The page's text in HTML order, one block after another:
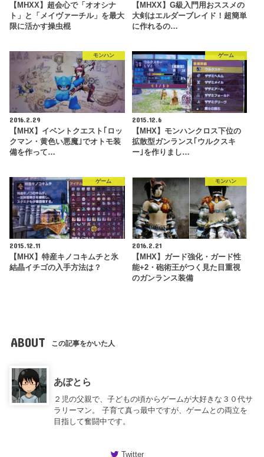
【MHXX】超会心で「オオシナ
ト」と「メイヴァーチル」を最大
限に活かす操虫棍
【MHXX】G級入門用おススメの
大剣はエルダーブレイド！超簡単
に作れるの…
モンハン
2016.2.29
【MHX】イベントクエスト｢ロッ
クマン・黄色い悪魔｣でオトモ装
備を作って…
ゲーム
2015.12.6
【MHX】モンハンクロス下位の
拡散型ガンランス｢ウルクスキ
ー｣を作りまし…
ゲーム
2015.12.11
【MHX】特産キノコキムチと氷
結晶イチゴの入手方法は？
モンハン
2016.2.21
【MHX】ガード強化・ガード性
能+2・砲術王がつく見た目重視
のガンランス装備
ABOUT この記事をかいた人
あぽとら
２児の父親で、子どもの頃からゲームが大好きな３０代サ
ラリーマン。 子育て真っ最中ですが、ゲームとの両立を
目指して奮闘中です。
Twitter